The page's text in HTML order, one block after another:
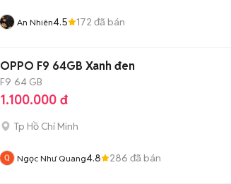
An Nhiên4.5 172 đã bán
OPPO F9 64GB Xanh đen
F9 64 GB
1.100.000 đ
Tp Hồ Chí Minh
Ngọc Như Quang4.8 286 đã bán